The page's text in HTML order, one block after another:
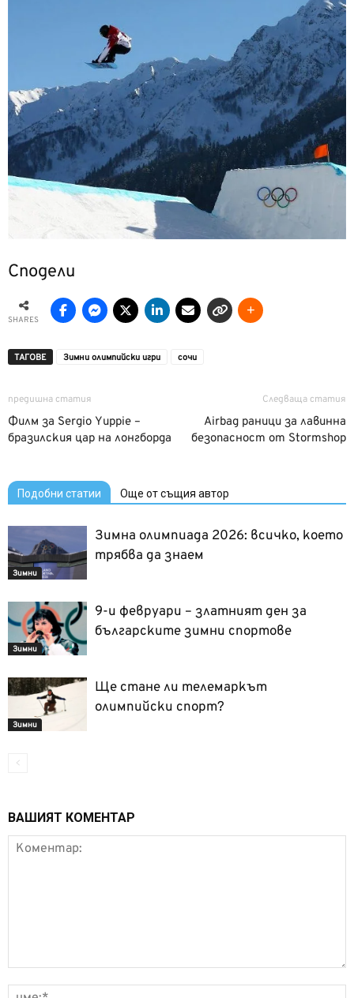
Сподели
SHARES
ТАГОВЕ Зимни олимпийски игри сочи
предишна статия
Филм за Sergio Yuppie –
бразилския цар на лонгборда
Следваща статия
Airbag раници за лавинна
безопасност от Stormshop
Подобни статии Още от същия автор
Зимни
Зимна олимпиада 2026: всичко, което
трябва да знаем
Зимни
9-и февруари – златният ден за
българските зимни спортове
Зимни
Ще стане ли телемаркът
олимпийски спорт?
ВАШИЯТ КОМЕНТАР